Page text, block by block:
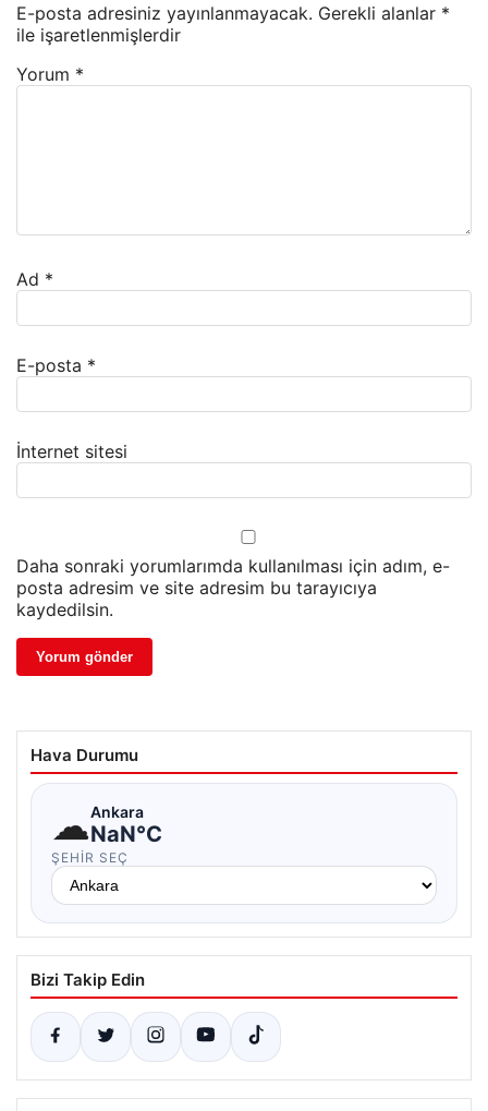
E-posta adresiniz yayınlanmayacak. Gerekli alanlar *
ile işaretlenmişlerdir
Yorum *
Ad *
E-posta *
İnternet sitesi
Daha sonraki yorumlarımda kullanılması için adım, e-
posta adresim ve site adresim bu tarayıcıya
kaydedilsin.
Hava Durumu
☁Ankara
NaN°C
ŞEHIR SEÇ
Bizi Takip Edin